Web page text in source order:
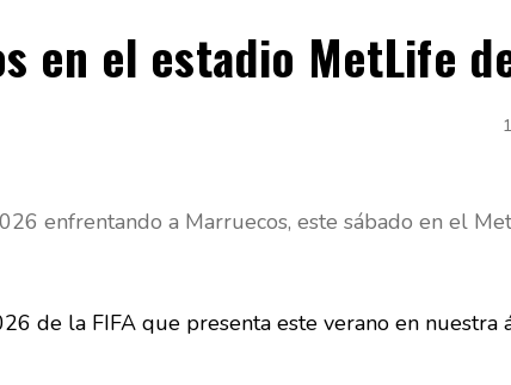
en el estadio MetLife
enfrentando a Marruecos, este sábado en el
de la FIFA que presenta este verano en nuestra